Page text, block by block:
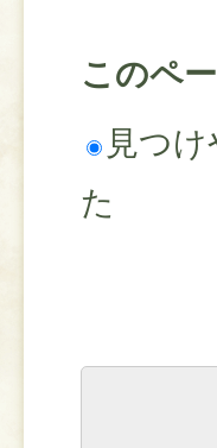
このペ
見つ
た